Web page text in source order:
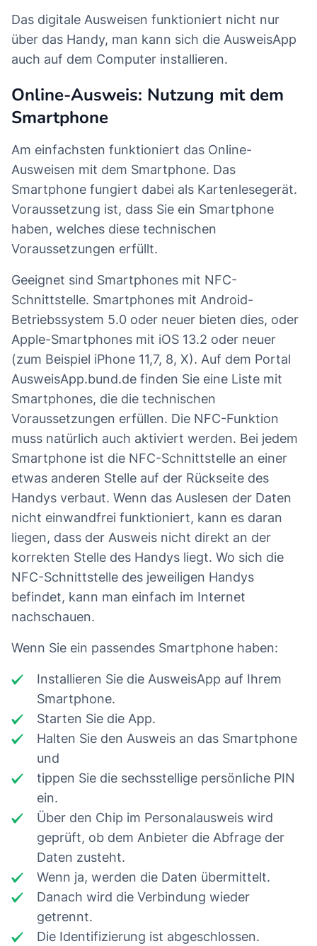
Das digitale Ausweisen funktioniert nicht nur
über das Handy, man kann sich die AusweisApp
auch auf dem Computer installieren.
Online-Ausweis: Nutzung mit dem
Smartphone
Am einfachsten funktioniert das Online-
Ausweisen mit dem Smartphone. Das
Smartphone fungiert dabei als Kartenlesegerät.
Voraussetzung ist, dass Sie ein Smartphone
haben, welches diese technischen
Voraussetzungen erfüllt.
Geeignet sind Smartphones mit NFC-
Schnittstelle. Smartphones mit Android-
Betriebssystem 5.0 oder neuer bieten dies, oder
Apple-Smartphones mit iOS 13.2 oder neuer
(zum Beispiel iPhone 11,7, 8, X). Auf dem Portal
AusweisApp.bund.de finden Sie eine Liste mit
Smartphones, die die technischen
Voraussetzungen erfüllen. Die NFC-Funktion
muss natürlich auch aktiviert werden. Bei jedem
Smartphone ist die NFC-Schnittstelle an einer
etwas anderen Stelle auf der Rückseite des
Handys verbaut. Wenn das Auslesen der Daten
nicht einwandfrei funktioniert, kann es daran
liegen, dass der Ausweis nicht direkt an der
korrekten Stelle des Handys liegt. Wo sich die
NFC-Schnittstelle des jeweiligen Handys
befindet, kann man einfach im Internet
nachschauen.
Wenn Sie ein passendes Smartphone haben:
Installieren Sie die AusweisApp auf Ihrem
Smartphone.
Starten Sie die App.
Halten Sie den Ausweis an das Smartphone
und
tippen Sie die sechsstellige persönliche PIN
ein.
Über den Chip im Personalausweis wird
geprüft, ob dem Anbieter die Abfrage der
Daten zusteht.
Wenn ja, werden die Daten übermittelt.
Danach wird die Verbindung wieder
getrennt.
Die Identifizierung ist abgeschlossen.